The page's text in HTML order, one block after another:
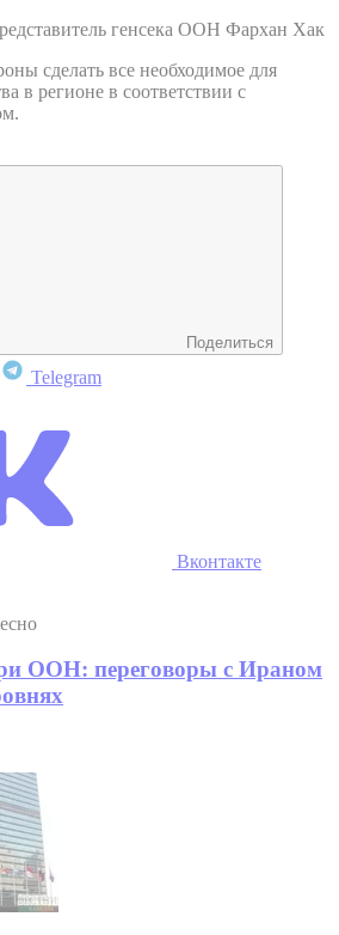
генсека ООН Фархан Хак
сделать все необходимое для
в регионе в соответствии с
Поделиться
Telegram
Вконтакте
ООН: переговоры с Ираном